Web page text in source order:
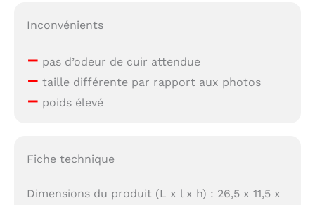
Inconvénients
– pas d’odeur de cuir attendue
– taille différente par rapport aux photos
– poids élevé
Fiche technique
Dimensions du produit (L x l x h) : 26,5 x 11,5 x